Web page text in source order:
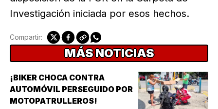
Investigación iniciada por esos hechos.
Compartir:
MÁS NOTICIAS
¡BIKER CHOCA CONTRA
AUTOMÓVIL PERSEGUIDO POR
MOTOPATRULLEROS!